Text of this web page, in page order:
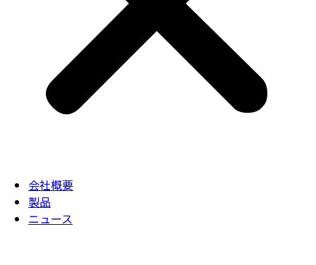
会社概要
製品
ニュース